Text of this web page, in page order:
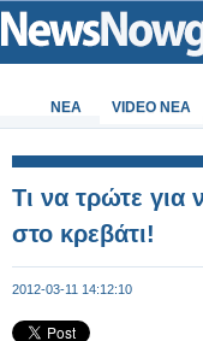
ΝΕΑ VIDEO NEA
Τι να τρώτε για
στο κρεβάτι!
2012-03-11 14:12:10